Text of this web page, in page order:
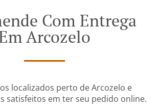
Com Entrega
Arcozelo
localizados perto de Arcozelo e
satisfeitos em ter seu pedido online.